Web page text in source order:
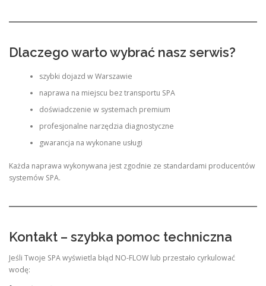
Dlaczego warto wybrać nasz serwis?
szybki dojazd w Warszawie
naprawa na miejscu bez transportu SPA
doświadczenie w systemach premium
profesjonalne narzędzia diagnostyczne
gwarancja na wykonane usługi
Każda naprawa wykonywana jest zgodnie ze standardami producentów
systemów SPA.
Kontakt – szybka pomoc techniczna
Jeśli Twoje SPA wyświetla błąd NO-FLOW lub przestało cyrkulować
wodę: